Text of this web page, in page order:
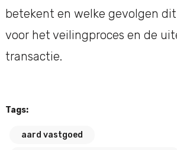
betekent en welke gevolgen
voor het veilingproces en de
transactie.
Tags:
aard vastgoed